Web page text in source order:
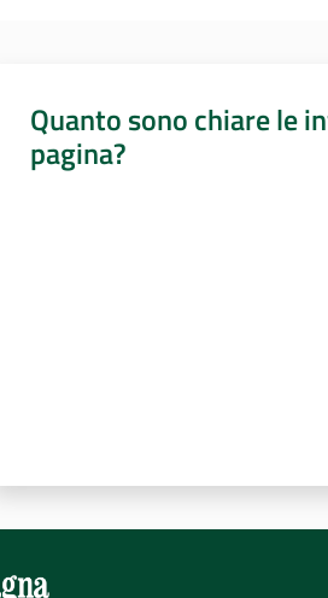
Quanto sono chiare le
pagina?